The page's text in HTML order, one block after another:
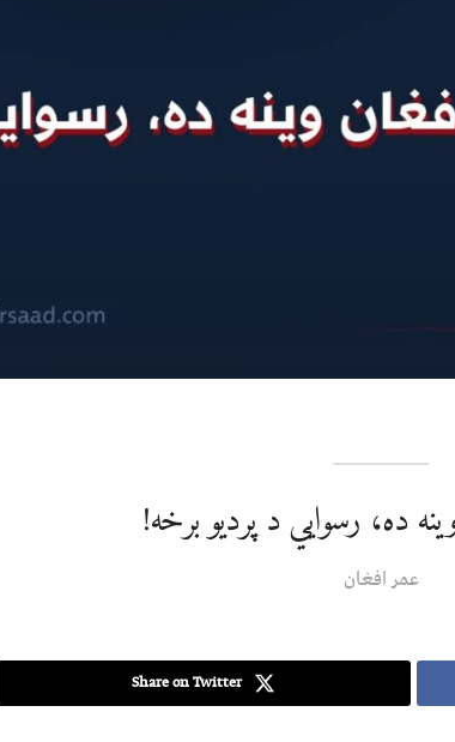
ده، رسوايي د پرديو برخه!
عمر افغان
Share on Twitter